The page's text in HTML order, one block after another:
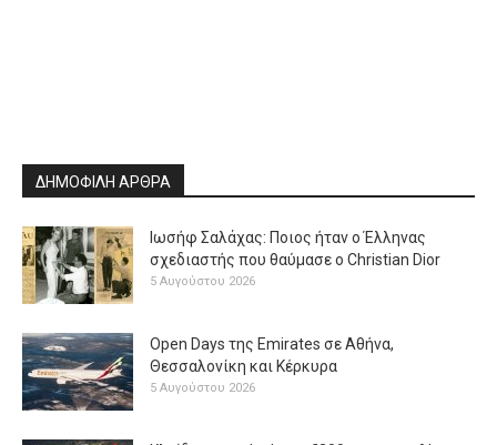
ΔΗΜΟΦΙΛΗ ΑΡΘΡΑ
Ιωσήφ Σαλάχας: Ποιος ήταν ο Έλληνας
σχεδιαστής που θαύμασε ο Christian Dior
5 Αυγούστου 2026
Open Days της Emirates σε Αθήνα,
Θεσσαλονίκη και Κέρκυρα
5 Αυγούστου 2026